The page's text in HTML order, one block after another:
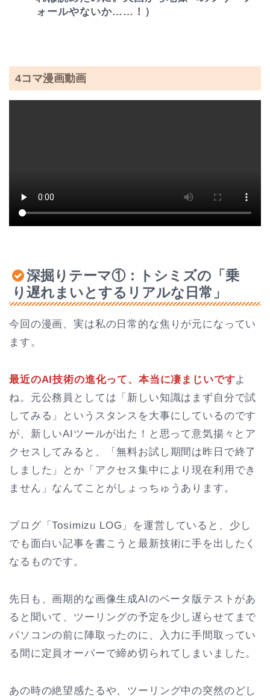
ォールやないか……！）
4コマ漫画動画
深掘りテーマ①：トシミズの「乗
り遅れまいとするリアルな日常」
今回の漫画、実は私の日常的な焦りが元になってい
ます。
最近のAI技術の進化って、本当に凄まじいですよ
ね。元公務員としては「新しい知識はまず自分で試
してみる」というスタンスを大事にしているのです
が、新しいAIツールが出た！と思って意気揚々とア
クセスしてみると、「無料お試し期間は昨日で終了
しました」とか「アクセス集中により現在利用でき
ません」なんてことがしょっちゅうあります。
ブログ「Tosimizu LOG」を運営していると、少し
でも面白い記事を書こうと最新技術に手を出したく
なるものです。
先日も、画期的な画像生成AIのベータ版テストがあ
ると聞いて、ツーリングの予定を少し遅らせてまで
パソコンの前に陣取ったのに、入力に手間取ってい
る間に定員オーバーで締め切られてしまいました。
あの時の絶望感たるや、ツーリング中の突然のどし